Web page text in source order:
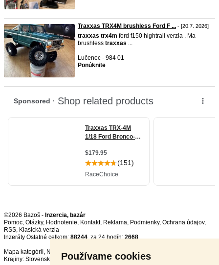
Používame cookies
Traxxas TRX4M brushless Ford F ... - [20.7. 2026]
traxxas trx4m ford f150 hightrail verzia . Ma
brushless traxxas ...
Lučenec - 984 01
Ponúknite
©2026 Bazoš - Inzercia, bazár
Pomoc, Otázky, Hodnotenie, Kontakt, Reklama, Podmienky, Ochrana údajov,
RSS,
Inzeráty Ostatné celkom:88244, za 24 hodín:2668
Mapa kategórií, Najvyhľadávanejšie výrazy
Krajiny: Slovensko Česká republika,Poľsko,Rakúsko